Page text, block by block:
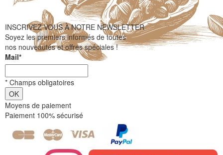
INSCRIVEZ VOUS À NOTRE NEWSLETTER
Soyez les premiers informés de toutes
nos nouveautés et offres spéciales !
Mail*
* Champs obligatoires
Moyens de paiement
Paiement 100% sécurisé